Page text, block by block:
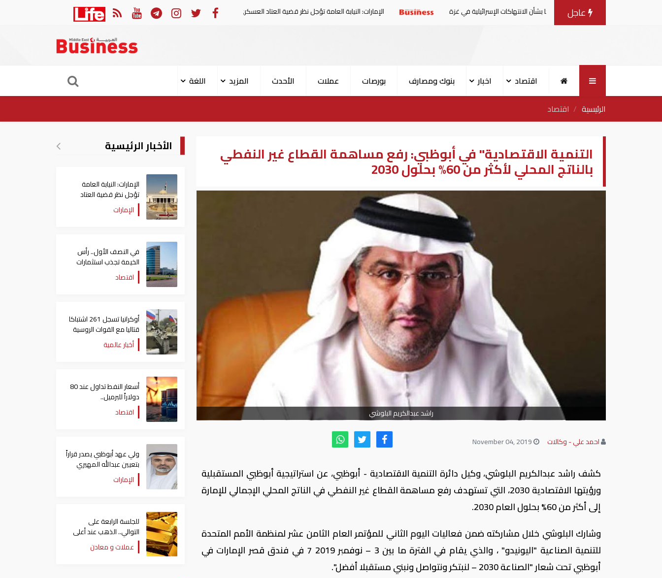
عاجل
يصدرون بيانا مشتركا بشأن الانتهاكات الإسرائيلية في غزة الإمارات: النيابة العامة تؤجل نظر قضية العتاد العسكري للسودان في النصف الأول.. رأس الخيمة تجذب استثمارات تتجاوز 771 مليون درهم
اقتصاد اخبار بنوك ومصارف بورصات عملات الأحدث المزيد
اللغة
الرئيسية
اقتصاد
التنمية الاقتصادية" في أبوظبي: رفع مساهمة القطاع غير النفطي
بالناتج المحلي لأكثر من 60% بحلول 2030
راشد عبدالكريم البلوشي
احمد علي - وكالات
كشف راشد عبدالكريم البلوشي، وكيل دائرة التنمية الاقتصادية - أبوظبي، عن استراتيجية أبوظبي المستقبلية
ورؤيتها الاقتصادية 2030، التي تستهدف رفع مساهمة القطاع غير النفطي في الناتج المحلي الإجمالي للإمارة
إلى أكثر من 60% بحلول العام 2030.
وشارك البلوشي خلال مشاركته ضمن فعاليات اليوم الثاني للمؤتمر العام الثامن عشر لمنظمة الأمم المتحدة
للتنمية الصناعية "اليونيدو" ، والذي يقام في الفترة ما بين 3 – ‪7 نوفمبر 2019‬ في فندق قصر الإمارات في
أبوظبي تحت شعار "الصناعة 2030 – لنبتكر ونتواصل ونبني مستقبلا أفضل".
الأخبار الرئيسية
الإمارات: النيابة العامة
تؤجل نظر قضية العتاد
العسكري للسودان
الإمارات
في النصف الأول.. رأس
الخيمة تجذب استثمارات
تتجاوز 771 مليون درهماقتصاد
أوكرانيا تسجل 261 اشتباكا
قتاليا مع القوات الروسية
أخبار عالمية
أسعار النفط تداول عند 80
دولاراً للبرميل..
وتراجع الأسهم الأمريكية
اقتصاد
ولي عهد أبوظبي يصدر قراراً
بتعيين عبدالله المهيري
رئيسا لـ"أبوظبي للتراث"
الإمارات
للجلسة الرابعة على
التوالي.. الذهب عند أعلى
مستوياته منذ شهرين
عملات و معادن